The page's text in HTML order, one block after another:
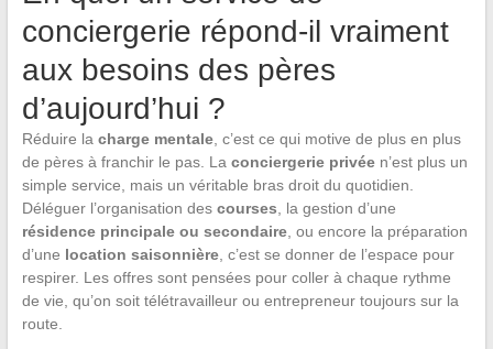
conciergerie répond-il vraiment
aux besoins des pères
d’aujourd’hui ?
Réduire la charge mentale, c’est ce qui motive de plus en plus
de pères à franchir le pas. La conciergerie privéen’est plus un
simple service, mais un véritable bras droit du quotidien.
Déléguer l’organisation des courses , la gestion d’une
résidence principale ou secondaire, ou encore la préparation
d’une location saisonnière, c’est se donner de l’espace pour
respirer. Les offres sont pensées pour coller à chaque rythme
de vie, qu’on soit télétravailleur ou entrepreneur toujours sur la
route.